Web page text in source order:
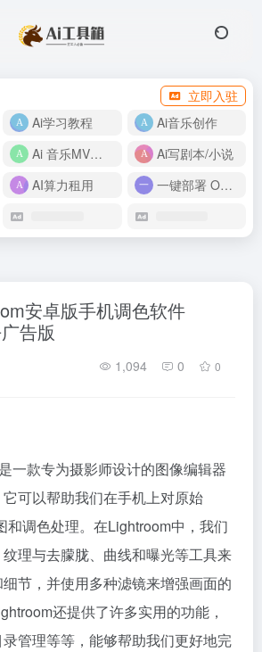
立即入驻
Ai学习教程
Ai音乐创作
Ai 音乐MV制作
Ai写剧本/小说
AI算力租用 一键部署 OpenClaw
安卓版手机调色软件
告版
1,094 0 0
一款专为摄影师设计的图像编辑器
可以帮助我们在手机上对原始
和调色处理。在Lightroom中，我们
理与去朦胧、曲线和曝光等工具来
节，并使用多种滤镜来增强画面的
还提供了许多实用的功能，
管理等等，能够帮助我们更好地完